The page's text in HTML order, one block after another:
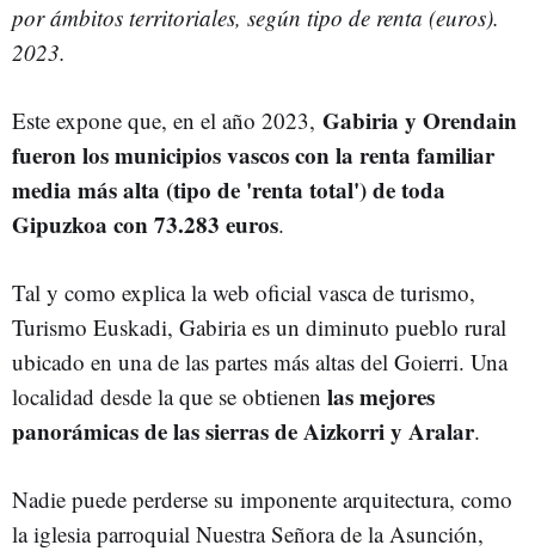
por ámbitos territoriales, según tipo de renta (euros).
2023.
Este expone que, en el año 2023, Gabiria y Orendain
fueron los municipios vascos con la renta familiar
media más alta (tipo de 'renta total') de toda
Gipuzkoa con 73.283 euros.
Tal y como explica la web oficial vasca de turismo,
Turismo Euskadi, Gabiria es un diminuto pueblo rural
ubicado en una de las partes más altas del Goierri. Una
localidad desde la que se obtienen las mejores
panorámicas de las sierras de Aizkorri y Aralar.
Nadie puede perderse su imponente arquitectura, como
la iglesia parroquial Nuestra Señora de la Asunción,